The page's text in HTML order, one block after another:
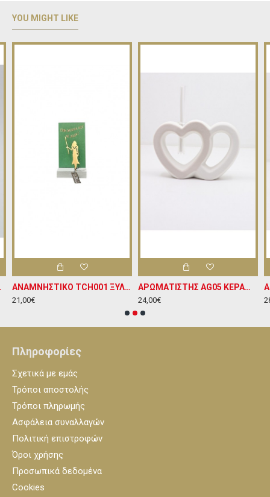
Διαστάσεις ( Υ 20 Χ Μ 10 )cm
YOU MIGHT LIKE
ΒΑΣΗ Υ11ΧΠ12 ΑΝΑΜΝΗΣΤΙΚΟ TCH001 ΞΥΛΙΝΟ ΕΠΙΤΡΑΠΕΖΙΟ ΔΙΑΚΟΣΜΗΤΙΚΟ Υ15ΧΜ8
21,00€
ΑΡΩΜΑΤΙΣΤΗΣ AG05 ΚΕΡΑΜΙΚΟ ΕΠΙΤΡΑΠΕΖΙΟ ΔΙΑΚΟΣΜΗΤΙΚΟ Υ17ΧΜ17
24,00€
Πληροφορίες
Σχετικά με εμάς
Τρόποι αποστολής
Τρόποι πληρωμής
Ασφάλεια συναλλαγών
Πολιτική επιστροφών
Όροι χρήσης
Προσωπικά δεδομένα
Cookies